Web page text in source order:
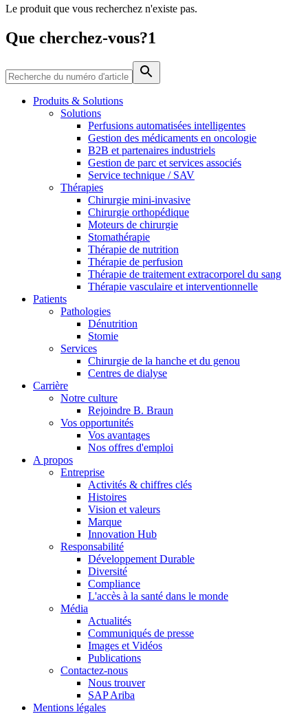
Catalogue de produits
Trouvez le produit que vous recherchez. Visitez le catalogue
de produits B. Braun avec notre portefeuille complet.
Média
Contactez-nous
Pôle d’innovation
Stimulons ensemble l’innovation dans la technologie
médicale. Apprenez-en plus sur notre centre d’innovation et
présentez votre idée.
En dialogue avec B. Braun. Contactez-nous.
Le produit que vous recherchez n'existe pas.
Que cherchez-vous?1
Produits & Solutions
Solutions
Perfusions automatisées intelligentes
Gestion des médicaments en oncologie
B2B et partenaires industriels
Gestion de parc et services associés
Service technique / SAV
Thérapies
Chirurgie mini-invasive
Chirurgie orthopédique
Moteurs de chirurgie
Stomathérapie
Thérapie de nutrition
Thérapie de perfusion
Thérapie de traitement extracorporel du sang
Thérapie vasculaire et interventionnelle
Patients
Pathologies
Dénutrition
Stomie
Services
Chirurgie de la hanche et du genou
Centres de dialyse
Carrière
Notre culture
Rejoindre B. Braun
Vos opportunités
Vos avantages
Nos offres d'emploi
A propos
Entreprise
Activités & chiffres clés
Histoires
Vision et valeurs
Marque
Innovation Hub
Responsabilité
Développement Durable
Diversité
Compliance
L'accès à la santé dans le monde
Média
Actualités
Communiqués de presse
Images et Vidéos
Publications
Contactez-nous
Nous trouver
SAP Ariba
Mentions légales